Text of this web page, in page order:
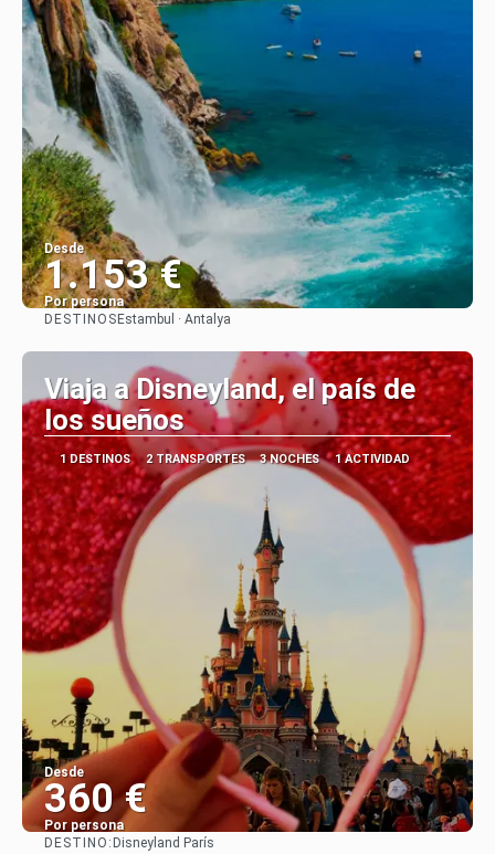
Desde
1.153 €
Por persona
DESTINOS Estambul · Antalya
Viaja a Disneyland, el país de
los sueños
1 DESTINOS 2 TRANSPORTES 3 NOCHES 1 ACTIVIDAD
Desde
360 €
Por persona
DESTINO: Disneyland París